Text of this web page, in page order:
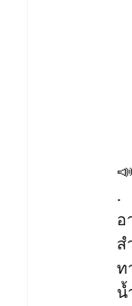
.
อ
ส
ท
น้